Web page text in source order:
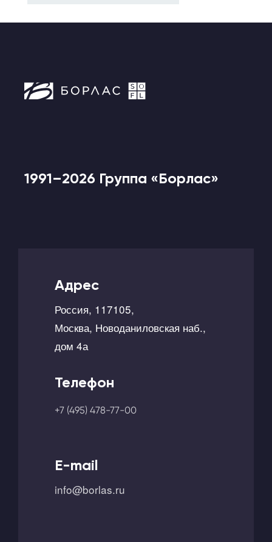
1991–2026 Группа «Борлас»
Адрес
Россия, 117105,
Москва, Новоданиловская наб.,
дом 4а
Телефон
+7 (495) 478-77-00
E-mail
info@borlas.ru